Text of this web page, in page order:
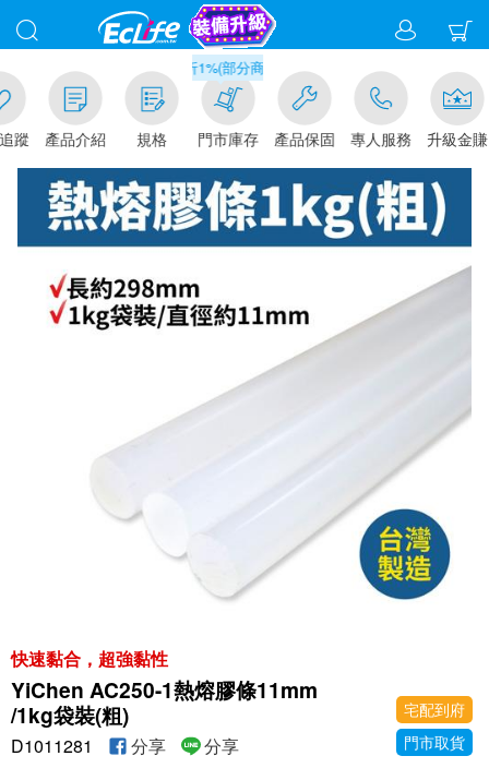
蹤 產品介紹 規格
滿千元門市取貨現折1%(部分商品不適用)-請點我看
門市庫存 產品保固 專人服務 升級金賺
快速黏合，超強黏性
YiChen AC250-1熱熔膠條11mm
/1kg袋裝(粗)
宅配到府
門市取貨
D1011281 分享 分享